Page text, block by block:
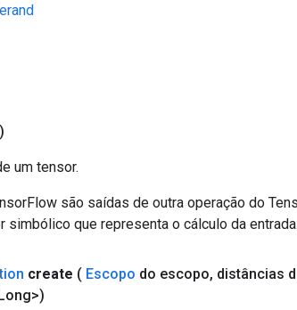
um tensor.
são saídas de outra operação do
simbólico que representa o cálculo da entrada.
create ( Escopo do escopo, distâncias